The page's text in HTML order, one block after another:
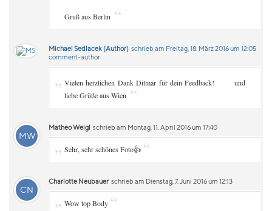
Gruß aus Berlin “
Michael Sedlacek (Author) schrieb am Freitag, 18. März 2016 um 12:05
comment-author
„ Vielen herzlichen Dank Ditmar für dein Feedback!
und
liebe Grüße aus Wien “
MW
Matheo Weigl schrieb am Montag, 11. April 2016 um 17:40
„ Sehr, sehr schönes Foto👍 “
CN
Charlotte Neubauer schrieb am Dienstag, 7. Juni 2016 um 12:13
„ Wow top Body “